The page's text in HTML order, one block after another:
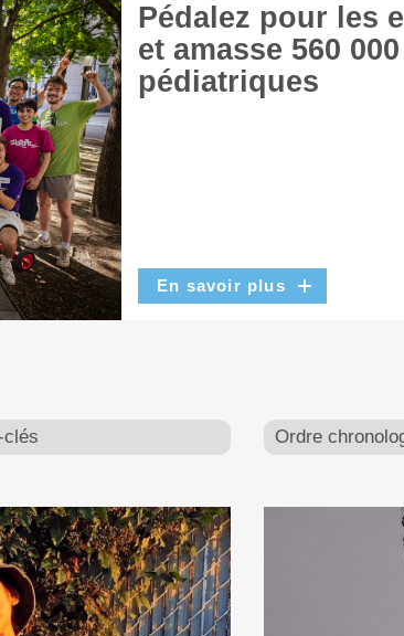
Pédalez pour les
et amasse 560
pédiatriques
En savoir plus